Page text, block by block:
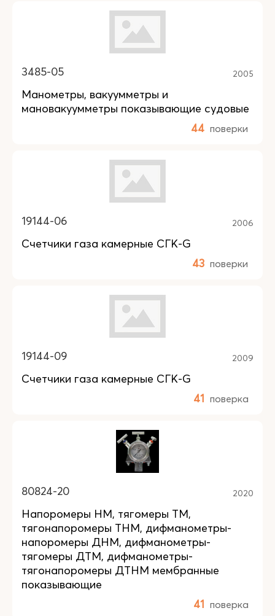
3485-05 2005
Манометры, вакуумметры и
мановакуумметры показывающие судовые
44 поверки
19144-06 2006
Счетчики газа камерные СГК-G
43 поверки
19144-09 2009
Счетчики газа камерные СГК-G
41 поверка
80824-20 2020
Напоромеры НМ, тягомеры ТМ,
тягонапоромеры ТНМ, дифманометры-
напоромеры ДНМ, дифманометры-
тягомеры ДТМ, дифманометры-
тягонапоромеры ДТНМ мембранные
показывающие
41 поверка